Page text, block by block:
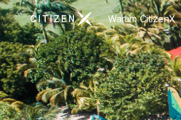
Zur Startseite von CitizenXWarum CitizenX